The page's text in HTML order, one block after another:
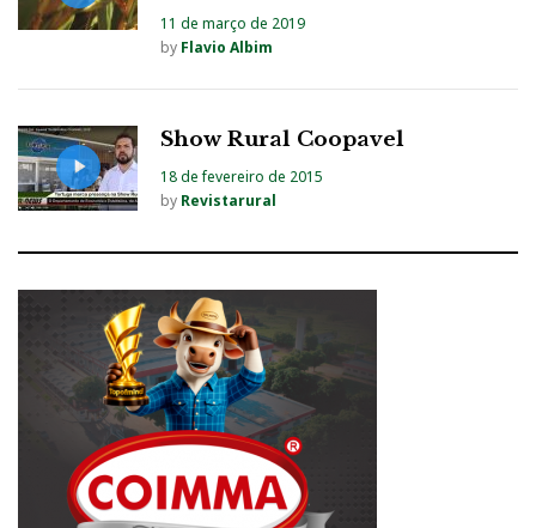
11 de março de 2019
by Flavio Albim
Show Rural Coopavel
18 de fevereiro de 2015
by Revistarural